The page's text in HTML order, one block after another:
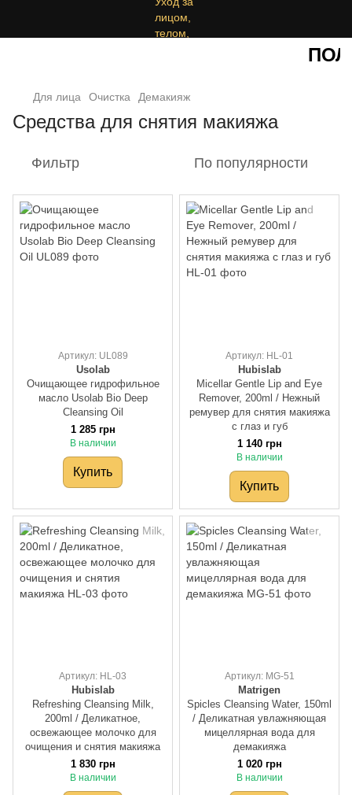
Для лица Очистка Демакияж
Средства для снятия макияжа
Фильтр По популярности
Артикул: UL089
Usolab
Очищающее гидрофильное
масло Usolab Bio Deep
Cleansing Oil
1 285 грн
В наличии
Купить
Артикул: HL-01
Hubislab
Micellar Gentle Lip and Eye
Remover, 200ml / Нежный
ремувер для снятия макияжа
с глаз и губ
1 140 грн
В наличии
Купить
Артикул: HL-03
Hubislab
Refreshing Cleansing Milk,
200ml / Деликатное,
освежающее молочко для
очищения и снятия макияжа
1 830 грн
В наличии
Артикул: MG-51
Matrigen
Spicles Cleansing Water, 150ml
/ Деликатная увлажняющая
мицеллярная вода для
демакияжа
1 020 грн
В наличии